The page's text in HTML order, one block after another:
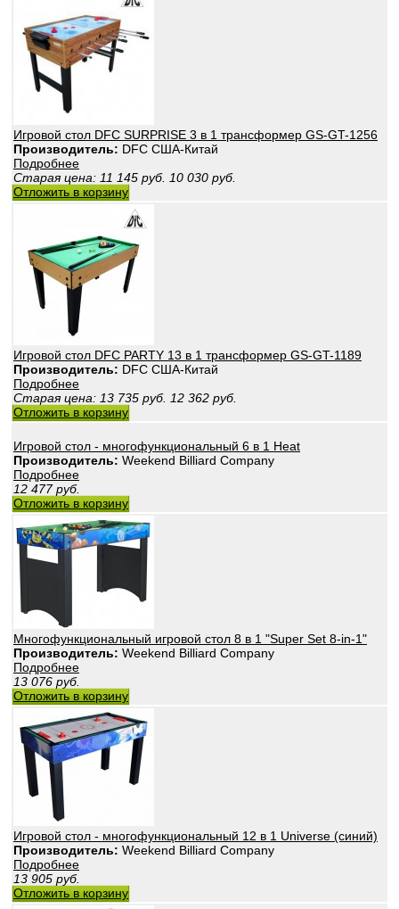
Игровой стол DFC SURPRISE 3 в 1 трансформер GS-GT-1256
Производитель: DFС США-Китай
Подробнее
Старая цена: 11 145 руб. 10 030 руб.
Отложить в корзину
Игровой стол DFC PARTY 13 в 1 трансформер GS-GT-1189
Производитель: DFС США-Китай
Подробнее
Старая цена: 13 735 руб. 12 362 руб.
Отложить в корзину
Игровой стол - многофункциональный 6 в 1 Heat
Производитель: Weekend Billiard Company
Подробнее
12 477 руб.
Отложить в корзину
Многофункциональный игровой стол 8 в 1 "Super Set 8-in-1"
Производитель: Weekend Billiard Company
Подробнее
13 076 руб.
Отложить в корзину
Игровой стол - многофункциональный 12 в 1 Universe (синий)
Производитель: Weekend Billiard Company
Подробнее
13 905 руб.
Отложить в корзину